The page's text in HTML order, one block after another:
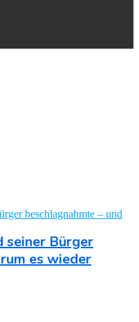
seiner Bürger
es wieder